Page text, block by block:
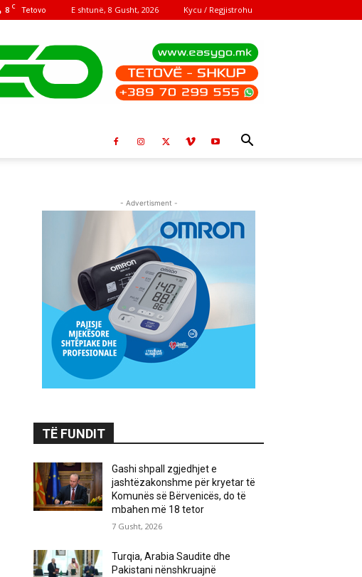
8 C Tetovo E shtunë, 8 Gusht, 2026 Kycu / Regjistrohu
- Advertisment -
TË FUNDIT
Gashi shpall zgjedhjet e
jashtëzakonshme për kryetar të
Komunës së Bërvenicës, do të
mbahen më 18 tetor
7 Gusht, 2026
Turqia, Arabia Saudite dhe
Pakistani nënshkruajnë